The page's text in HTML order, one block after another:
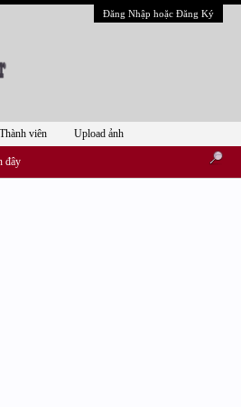
Đăng Nhập hoặc Đăng Ký
đây
Thành viên Upload ảnh